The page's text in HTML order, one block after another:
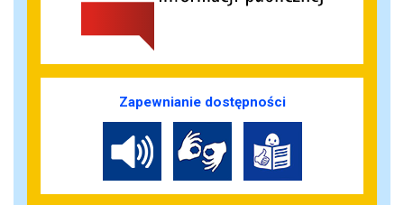
Zapewnianie dostępności